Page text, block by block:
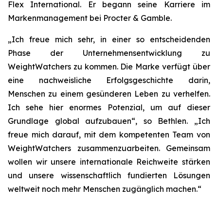
Flex International. Er begann seine Karriere im
Markenmanagement bei Procter & Gamble.
„Ich freue mich sehr, in einer so entscheidenden
Phase der Unternehmensentwicklung zu
WeightWatchers zu kommen. Die Marke verfügt über
eine nachweisliche Erfolgsgeschichte darin,
Menschen zu einem gesünderen Leben zu verhelfen.
Ich sehe hier enormes Potenzial, um auf dieser
Grundlage global aufzubauen“, so Bethlen. „Ich
freue mich darauf, mit dem kompetenten Team von
WeightWatchers zusammenzuarbeiten. Gemeinsam
wollen wir unsere internationale Reichweite stärken
und unsere wissenschaftlich fundierten Lösungen
weltweit noch mehr Menschen zugänglich machen.“